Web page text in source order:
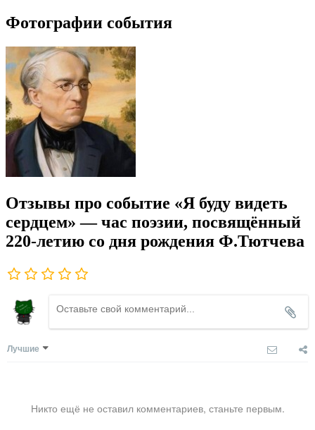
Фотографии события
Отзывы про событие «Я буду видеть
сердцем» — час поэзии, посвящённый
220-летию со дня рождения Ф.Тютчева
Лучшие
Никто ещё не оставил комментариев, станьте первым.